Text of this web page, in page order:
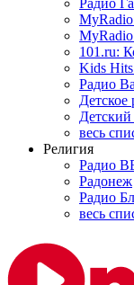
101.ru:
Kids
Радио
Детское
весь
Религия
Радио
Радонеж
Радио
весь